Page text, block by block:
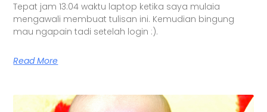
Tepat jam 13:04 waktu laptop ketika saya mulaia
mengawali membuat tulisan ini. Kemudian bingung
mau ngapain tadi setelah login :).
Read More